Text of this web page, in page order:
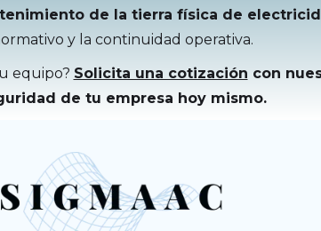
de la tierra física de
y la continuidad operativa.
equipo? Solicita una cotización con
de tu empresa hoy mismo.